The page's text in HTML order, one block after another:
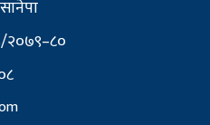
२०७९–८०